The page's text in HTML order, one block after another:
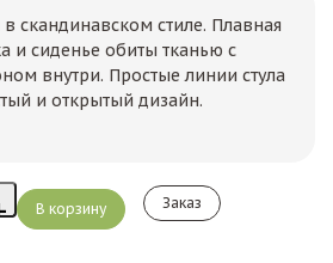
в скандинавском стиле. Плавная
и сиденье обиты тканью с
внутри. Простые линии стула
и открытый дизайн.
Заказ